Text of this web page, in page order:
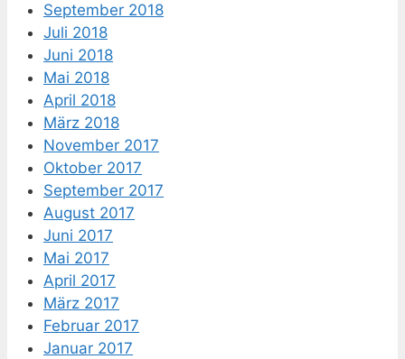
September 2018
Juli 2018
Juni 2018
Mai 2018
April 2018
März 2018
November 2017
Oktober 2017
September 2017
August 2017
Juni 2017
Mai 2017
April 2017
März 2017
Februar 2017
Januar 2017